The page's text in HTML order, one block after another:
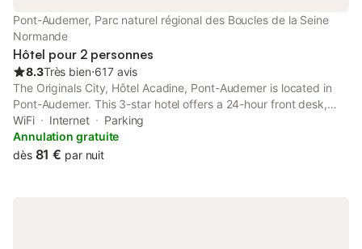
Pont-Audemer, Parc naturel régional des Boucles de la Seine
Normande
Hôtel pour 2 personnes
8.3Très bien⋅617 avis
The Originals City, Hôtel Acadine, Pont-Audemer is located in
Pont-Audemer. This 3-star hotel offers a 24-hour front desk,
room service and free WiFi. At the hotel, each room is fitted with
a desk, a flat-screen TV and a private bathroom.
WiFi Internet
Parking
Annulation gratuite
dès 81 € par nuit